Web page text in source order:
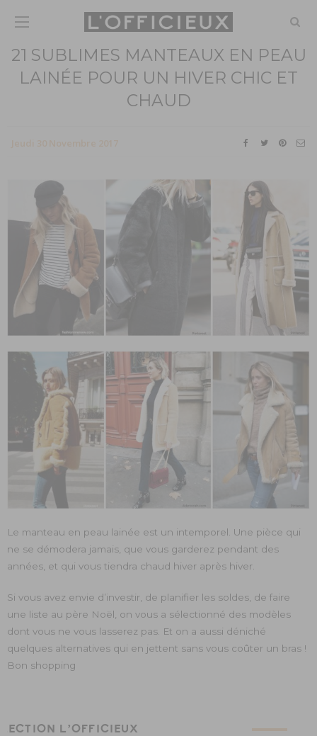
21 SUBLIMES MANTEAUX EN PEAU
LAINÉE POUR UN HIVER CHIC ET
CHAUD
Le manteau en peau lainée est un intemporel. Une pièce qui
ne se démodera jamais, que vous garderez pendant des
années, et qui vous tiendra chaud hiver après hiver.
Si vous avez envie d’investir, de planifier les soldes, de faire
une liste au père Noël, on vous a sélectionné des modèles
dont vous ne vous lasserez pas. Et on a aussi déniché
quelques alternatives qui en jettent sans vous coûter un bras !
Bon shopping
L’OFFICIEUX